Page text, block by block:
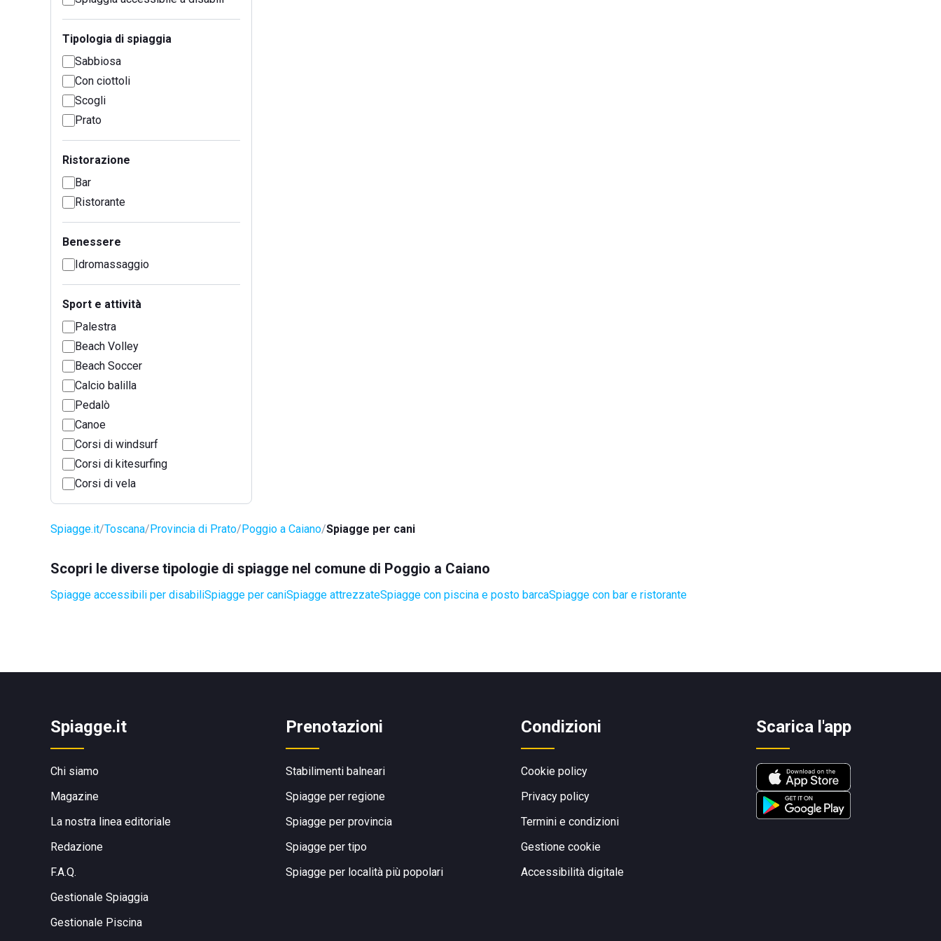
Tipologia di spiaggia
Sabbiosa
Con ciottoli
Scogli
Prato
Ristorazione
Bar
Ristorante
Benessere
Idromassaggio
Sport e attività
Palestra
Beach Volley
Beach Soccer
Calcio balilla
Pedalò
Canoe
Corsi di windsurf
Corsi di kitesurfing
Corsi di vela
Spiagge.it Toscana Provincia di Prato Poggio a Caiano Spiagge per cani
Scopri le diverse tipologie di spiagge nel comune di Poggio a Caiano
Spiagge accessibili per disabiliSpiagge per caniSpiagge attrezzateSpiagge con piscina e posto barcaSpiagge con bar e ristorante
Spiagge.it
Chi siamo
Magazine
La nostra linea editoriale
Redazione
F.A.Q.
Gestionale Spiaggia
Gestionale Piscina
Prenotazioni
Stabilimenti balneari
Spiagge per regione
Spiagge per provincia
Spiagge per tipo
Spiagge per località più popolari
Condizioni
Cookie policy
Privacy policy
Termini e condizioni
Gestione cookie
Accessibilità digitale
Scarica l'app